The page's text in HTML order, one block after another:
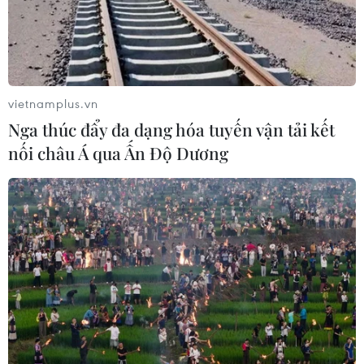
của Novaland thường rất tốt, mua bán dễ dàng,
sang tay nhanh gọn khi cần.
Phối cảnh tổng thể Khu đô thị sinh thái Aqua City tại Biên Hoà.
(Ảnh minh họa)
"Trong bối cảnh không khí đang ô nhiễm, chị
cảm thấy rất hợp ý khi nghe tới những dự án
vietnamplus.vn
Nga thúc đẩy đa dạng hóa tuyến vận tải kết
nối châu Á qua Ấn Độ Dương